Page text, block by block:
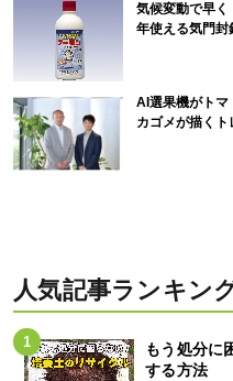
気候変動で早く
年使える気門封
AI選果機がトマ
カゴメが描く
人気記事ランキン
もう処分に
する方法